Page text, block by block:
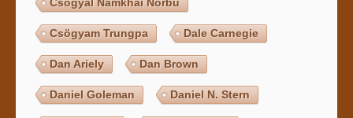
Csögyam Trungpa Dale Carnegie
Dan Ariely Dan Brown
Daniel Goleman Daniel N. Stern